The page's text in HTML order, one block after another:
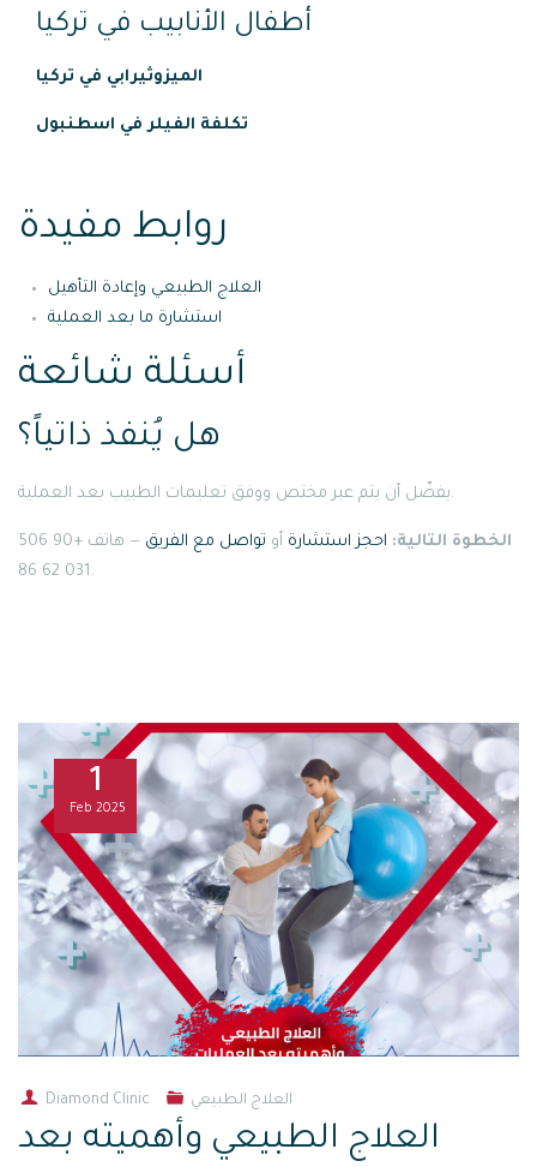
أطفال الأنابيب في تركيا
الميزوثيرابي في تركيا
تكلفة الفيلر في اسطنبول
روابط مفيدة
العلاج الطبيعي وإعادة التأهيل
استشارة ما بعد العملية
أسئلة شائعة
هل يُنفذ ذاتياً؟
يفضّل أن يتم عبر مختص ووفق تعليمات الطبيب بعد العملية.
الخطوة التالية: احجز استشارة أو تواصل مع الفريق
— هاتف +90 506
031 62 86.
1
Feb 2025
Diamond Clinic العلاج الطبيعي
العلاج الطبيعي وأهميته بعد